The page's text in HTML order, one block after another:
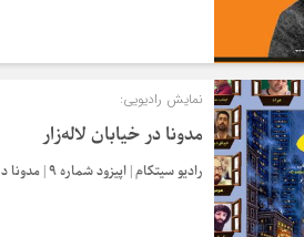
نمایش رادیویی:
مدونا در خیابان لاله‌زار
رادیو سیتکام | اپیزود شماره 9 | مدونا در خیابان لاله‌زارهاشمی